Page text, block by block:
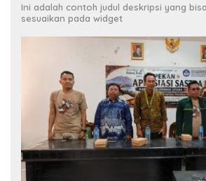
Ini adalah contoh judul deskripsi yang
sesuaikan pada widget